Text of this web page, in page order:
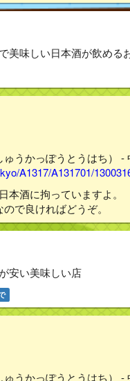
美味しい日本酒が飲める
うかっぽうとうはち） -
A1317/A131701/
本酒に拘っていますよ。
で良ければどうぞ。
安い美味しい店
うかっぽうとうはち） -